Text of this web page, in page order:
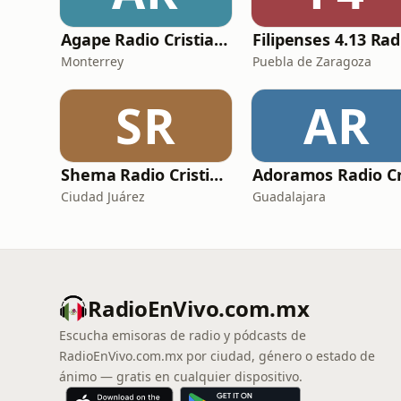
Agape Radio Cristiana
Monterrey Puebla de Zaragoza
SR
Shema Radio Cristiana
Ciudad Juárez
AR
Guadalajara
RadioEnVivo.com.mx
Escucha emisoras de radio y pódcasts de
RadioEnVivo.com.mx por ciudad, género o estado de
ánimo — gratis en cualquier dispositivo.